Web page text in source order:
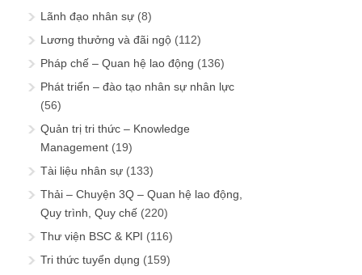
Lãnh đạo nhân sự (8)
Lương thưởng và đãi ngộ (112)
Pháp chế – Quan hệ lao động (136)
Phát triển – đào tạo nhân sự nhân lực
(56)
Quản trị tri thức – Knowledge
Management (19)
Tài liệu nhân sự (133)
Thải – Chuyện 3Q – Quan hệ lao động,
Quy trình, Quy chế (220)
Thư viện BSC & KPI (116)
Tri thức tuyển dụng (159)